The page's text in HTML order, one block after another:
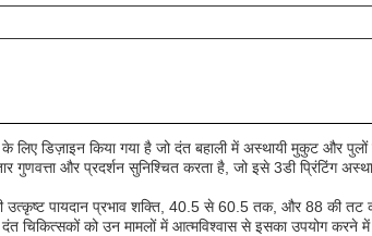
डिज़ाइन किया गया है जो दंत बहाली में अस्थायी मुकुट और
और प्रदर्शन सुनिश्चित करता है, जो इसे 3डी प्रिंटिंग
उत्कृष्ट पायदान प्रभाव शक्ति, 40.5 से 60.5 तक, और 88 की तट
चिकित्सकों को उन मामलों में आत्मविश्वास से इसका उपयोग करने में